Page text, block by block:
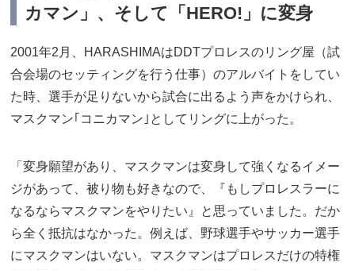
カマン」、そして「HERO!」に変身
2001年2月、HARASHIMAはDDTプロレスのリング屋（試
合会場のセッティングを行う仕事）のアルバイトをしてい
た時、選手が足りないから試合に出るよう声をかけられ、
マスクマン｢コニカマン｣としてリングに上がった。
「変身願望があり、マスクマンは変身して強くなるイメー
ジがあって、被り物も好きなので、『もしプロレスラーに
なるならマスクマンをやりたい』と思っていました。だか
ら全く抵抗はなかった。例えば、野球選手やサッカー選手
にマスクマンはいない。マスクマンはプロレスだけの特権